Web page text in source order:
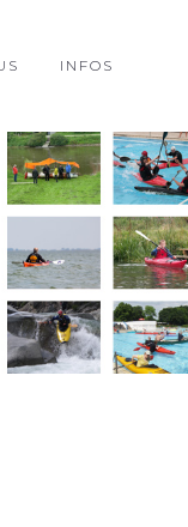
INFOS